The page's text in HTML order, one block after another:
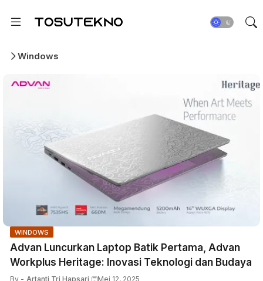
Windows
WINDOWS
Advan Luncurkan Laptop Batik Pertama, Advan
Workplus Heritage: Inovasi Teknologi dan Budaya
By - Artanti Tri Hapsari Mei 12, 2025